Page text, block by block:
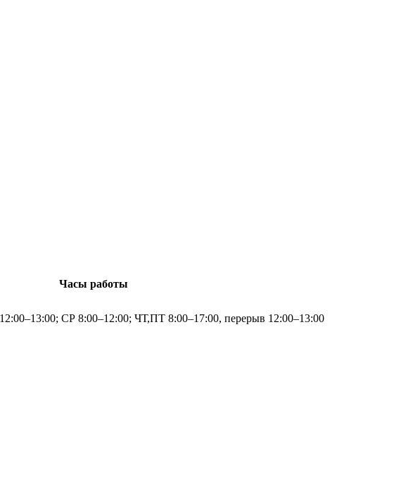
Часы работы
СР 8:00–12:00; ЧТ,ПТ 8:00–17:00, перерыв 12:00–13:00